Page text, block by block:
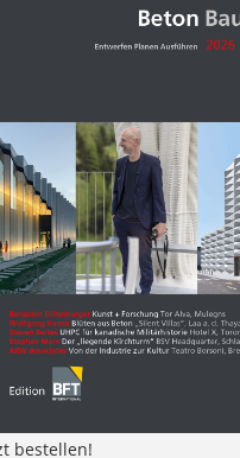
bestellen!